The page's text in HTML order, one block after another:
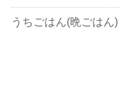
うちごはん(晩ごはん)